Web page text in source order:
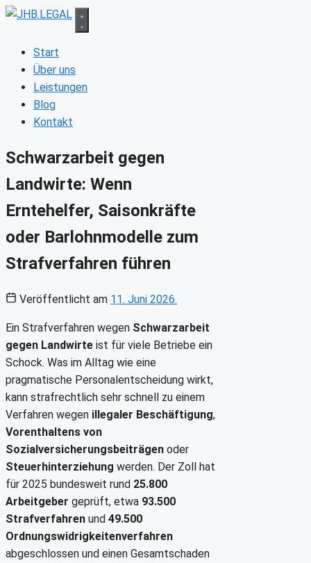
Zum
springenStart
Über uns
Leistungen
Blog
Kontakt
Schwarzarbeit gegen
Landwirte: Wenn
Erntehelfer, Saisonkräfte
oder Barlohnmodelle zum
Strafverfahren führen
Veröffentlicht am 11. Juni 2026.
Ein Strafverfahren wegen Schwarzarbeit
gegen Landwirte ist für viele Betriebe ein
Schock. Was im Alltag wie eine
pragmatische Personalentscheidung wirkt,
kann strafrechtlich sehr schnell zu einem
Verfahren wegen illegaler Beschäftigung,
Vorenthaltens von
Sozialversicherungsbeiträgen oder
Steuerhinterziehung werden. Der Zoll hat
für 2025 bundesweit rund 25.800
Arbeitgeber geprüft, etwa 93.500
Strafverfahren und 49.500
Ordnungswidrigkeitenverfahren
abgeschlossen und einen Gesamtschaden